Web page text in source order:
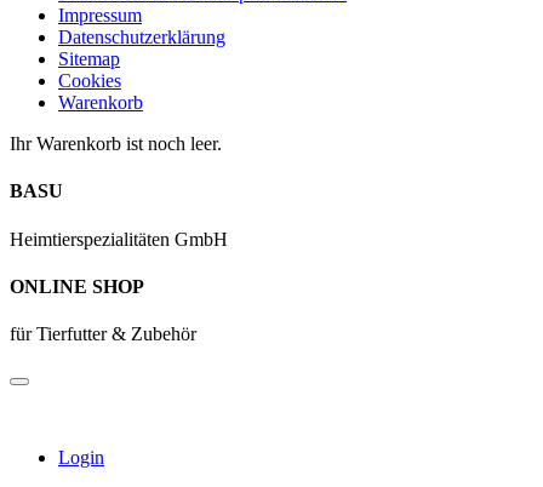
Impressum
Datenschutzerklärung
Sitemap
Cookies
Warenkorb
Ihr Warenkorb ist noch leer.
BASU
Heimtierspezialitäten GmbH
ONLINE SHOP
für Tierfutter & Zubehör
Login